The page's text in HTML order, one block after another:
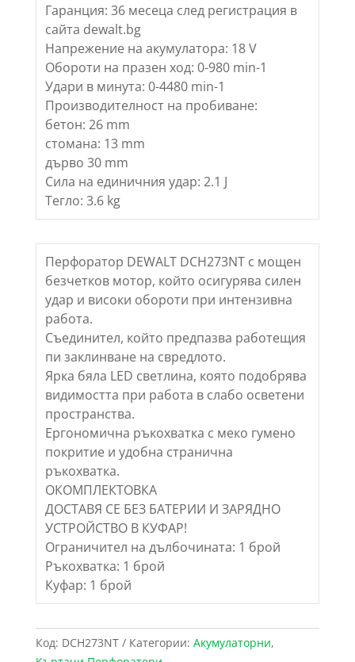
Гаранция: 36 месеца след регистрация в
сайта dewalt.bg
Напрежение на акумулатора: 18 V
Обороти на празен ход: 0-980 min-1
Удари в минута: 0-4480 min-1
Производителност на пробиване:
бетон: 26 mm
стомана: 13 mm
дърво 30 mm
Сила на единичния удар: 2.1 J
Тегло: 3.6 kg
Перфоратор DEWALT DCH273NT с мощен
безчетков мотор, който осигурява силен
удар и високи обороти при интензивна
работа.
Съединител, който предпазва работещия
пи заклинване на свредлото.
Ярка бяла LED светлина, която подобрява
видимостта при работа в слабо осветени
пространства.
Ергономична ръкохватка с меко гумено
покритие и удобна странична
ръкохватка.
ОКОМПЛЕКТОВКА
ДОСТАВЯ СЕ БЕЗ БАТЕРИИ И ЗАРЯДНО
УСТРОЙСТВО В КУФАР!
Ограничител на дълбочината: 1 брой
Ръкохватка: 1 брой
Куфар: 1 брой
Код: DCH273NT Категории: Акумулаторни,